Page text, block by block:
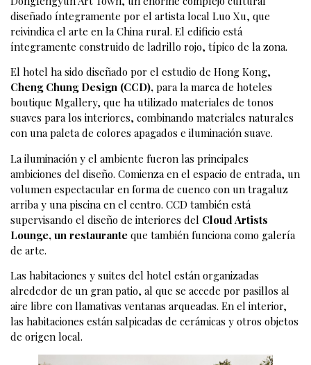
diseñado íntegramente por el artista local Luo Xu, que
reivindica el arte en la China rural. El edificio está
íntegramente construido de ladrillo rojo, típico de la zona.
El hotel ha sido diseñado por el estudio de Hong Kong,
Cheng Chung Design (CCD), para la marca de hoteles
boutique Mgallery, que ha utilizado materiales de tonos
suaves para los interiores, combinando materiales naturales
con una paleta de colores apagados e iluminación suave.
La iluminación y el ambiente fueron las principales
ambiciones del diseño. Comienza en el espacio de entrada, un
volumen espectacular en forma de cuenco con un tragaluz
arriba y una piscina en el centro. CCD también está
supervisando el diseño de interiores del Cloud Artists
Lounge, un restaurante que también funciona como galería
de arte.
Las habitaciones y suites del hotel están organizadas
alrededor de un gran patio, al que se accede por pasillos al
aire libre con llamativas ventanas arqueadas. En el interior,
las habitaciones están salpicadas de cerámicas y otros objetos
de origen local.